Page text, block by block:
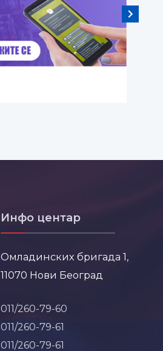
Инфо центар
Омладинских бригада 1,
11070 Нови Београд
011/260-79-60
011/260-79-61
011/260-79-61